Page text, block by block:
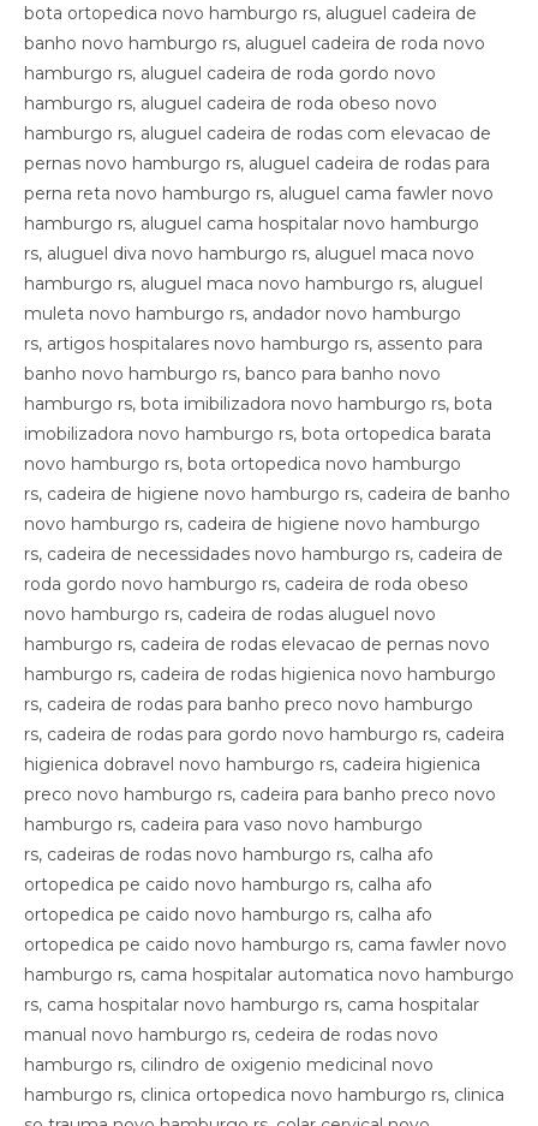
bota ortopedica novo hamburgo rs, aluguel cadeira de
banho novo hamburgo rs, aluguel cadeira de roda novo
hamburgo rs, aluguel cadeira de roda gordo novo
hamburgo rs, aluguel cadeira de roda obeso novo
hamburgo rs, aluguel cadeira de rodas com elevacao de
pernas novo hamburgo rs, aluguel cadeira de rodas para
perna reta novo hamburgo rs, aluguel cama fawler novo
hamburgo rs, aluguel cama hospitalar novo hamburgo
rs, aluguel diva novo hamburgo rs, aluguel maca novo
hamburgo rs, aluguel maca novo hamburgo rs, aluguel
muleta novo hamburgo rs, andador novo hamburgo
rs, artigos hospitalares novo hamburgo rs, assento para
banho novo hamburgo rs, banco para banho novo
hamburgo rs, bota imibilizadora novo hamburgo rs, bota
imobilizadora novo hamburgo rs, bota ortopedica barata
novo hamburgo rs, bota ortopedica novo hamburgo
rs, cadeira de higiene novo hamburgo rs, cadeira de banho
novo hamburgo rs, cadeira de higiene novo hamburgo
rs, cadeira de necessidades novo hamburgo rs, cadeira de
roda gordo novo hamburgo rs, cadeira de roda obeso
novo hamburgo rs, cadeira de rodas aluguel novo
hamburgo rs, cadeira de rodas elevacao de pernas novo
hamburgo rs, cadeira de rodas higienica novo hamburgo
rs, cadeira de rodas para banho preco novo hamburgo
rs, cadeira de rodas para gordo novo hamburgo rs, cadeira
higienica dobravel novo hamburgo rs, cadeira higienica
preco novo hamburgo rs, cadeira para banho preco novo
hamburgo rs, cadeira para vaso novo hamburgo
rs, cadeiras de rodas novo hamburgo rs, calha afo
ortopedica pe caido novo hamburgo rs, calha afo
ortopedica pe caido novo hamburgo rs, calha afo
ortopedica pe caido novo hamburgo rs, cama fawler novo
hamburgo rs, cama hospitalar automatica novo hamburgo
rs, cama hospitalar novo hamburgo rs, cama hospitalar
manual novo hamburgo rs, cedeira de rodas novo
hamburgo rs, cilindro de oxigenio medicinal novo
hamburgo rs, clinica ortopedica novo hamburgo rs, clinica